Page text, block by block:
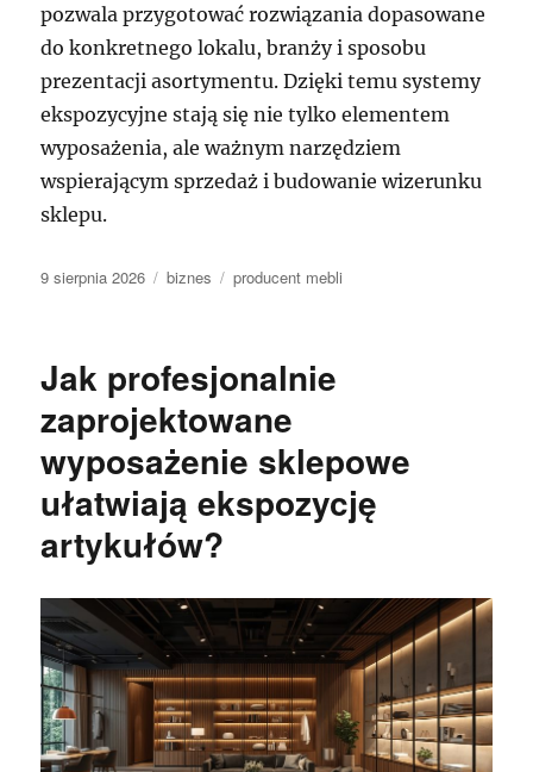
pozwala przygotować rozwiązania dopasowane
do konkretnego lokalu, branży i sposobu
prezentacji asortymentu. Dzięki temu systemy
ekspozycyjne stają się nie tylko elementem
wyposażenia, ale ważnym narzędziem
wspierającym sprzedaż i budowanie wizerunku
sklepu.
Data
9 sierpnia 2026 Kategorie
biznes Tagi
producent mebli
Jak profesjonalnie
zaprojektowane
wyposażenie sklepowe
ułatwiają ekspozycję
artykułów?